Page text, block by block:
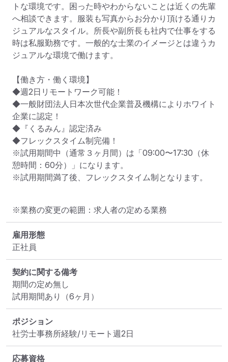
トな環境です。困った時やわからないことは近くの先輩
へ相談できます。服装も写真からお分かり頂ける通りカ
ジュアルなスタイル。所長や副所長も社内で仕事をする
時は私服勤務です。一般的な士業のイメージとは違うカ
ジュアルな環境で働けます。
【働き方・働く環境】
◆週2日リモートワーク可能！
◆一般財団法人日本次世代企業普及機構によりホワイト
企業に認定！
◆『くるみん』認定済み
◆フレックスタイム制完備！
※試用期間中（通常３ヶ月間）は「09:00〜17:30（休
憩時間：60分）」になります。
※試用期間満了後、フレックスタイム制となります。
※業務の変更の範囲：求人者の定める業務
雇用形態
正社員
契約に関する備考
期間の定め無し
試用期間あり（6ヶ月）
ポジション
社労士事務所経験/リモート週2日
応募資格